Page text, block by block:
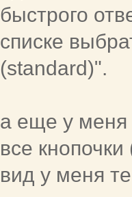
быстрого
списке
(standard)".
а еще у
все кнопочки
вид у меня